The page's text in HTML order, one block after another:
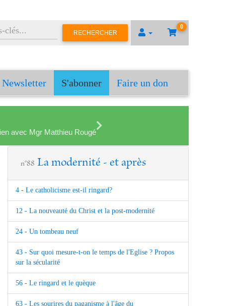
0
RECHERCHER
Newsletter S'abonner Faire un don
avec Mgr Matthieu Rougé
n°88 La modernité - et après
4 - Le catholicisme est-il ringard?
12 - La nouveauté du Christ et la post-modernité
24 - Un tombeau neuf
43 - Sur quoi mesure-t-on le temps de l'Eglise ? Propos
sur la sécularité
56 - Le ringard et le quèque
63 - Les sourires du paganisme à l'âge du